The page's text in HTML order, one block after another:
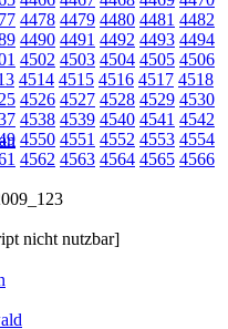
4478 4479 4480 4481 4482
4490 4491 4492 4493 4494
4502 4503 4504 4505 4506
4514 4515 4516 4517 4518
4526 4527 4528 4529 4530
4538 4539 4540 4541 4542
4550 4551 4552 4553 4554
4562 4563 4564 4565 4566
nicht nutzbar]